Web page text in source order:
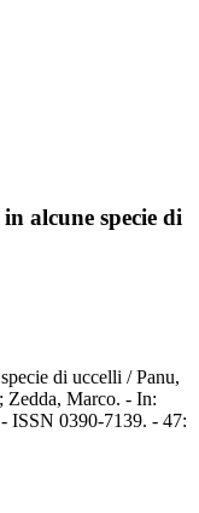
alcune specie di
di uccelli / Panu,
Marco. - In:
0390-7139. - 47: